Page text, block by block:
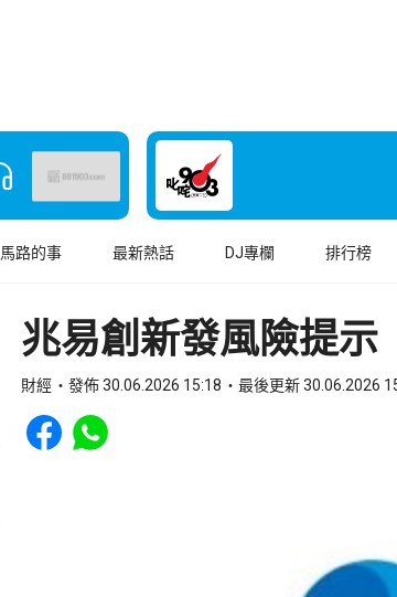
馬路的事 最新熱話 DJ專欄 排行榜
兆易創新發風險提
財經 發佈 30.06.2026 15:18 最後更新 30.06.2026
Share to Facebook
Share to WhatsApp